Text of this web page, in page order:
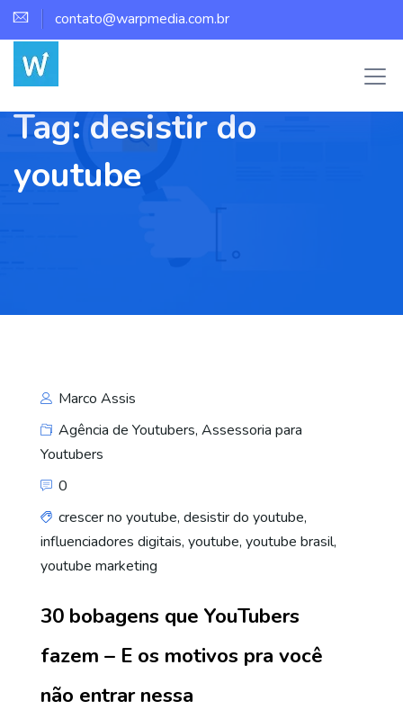
contato@warpmedia.com.br
Tag:desistir do
youtube
Marco Assis
Agência de Youtubers, Assessoria para
Youtubers
0
crescer no youtube, desistir do youtube,
influenciadores digitais, youtube, youtube brasil,
youtube marketing
30 bobagens que YouTubers
fazem – E os motivos pra você
não entrar nessa